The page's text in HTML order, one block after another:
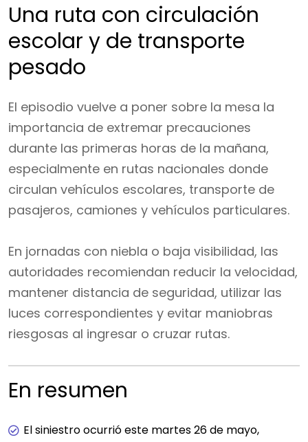
Una ruta con circulación
escolar y de transporte
pesado
El episodio vuelve a poner sobre la mesa la
importancia de extremar precauciones
durante las primeras horas de la mañana,
especialmente en rutas nacionales donde
circulan vehículos escolares, transporte de
pasajeros, camiones y vehículos particulares.
En jornadas con niebla o baja visibilidad, las
autoridades recomiendan reducir la velocidad,
mantener distancia de seguridad, utilizar las
luces correspondientes y evitar maniobras
riesgosas al ingresar o cruzar rutas.
En resumen
El siniestro ocurrió este martes 26 de mayo,